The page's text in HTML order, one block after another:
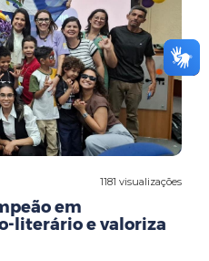
1181 visualizações
em
literário e valoriza